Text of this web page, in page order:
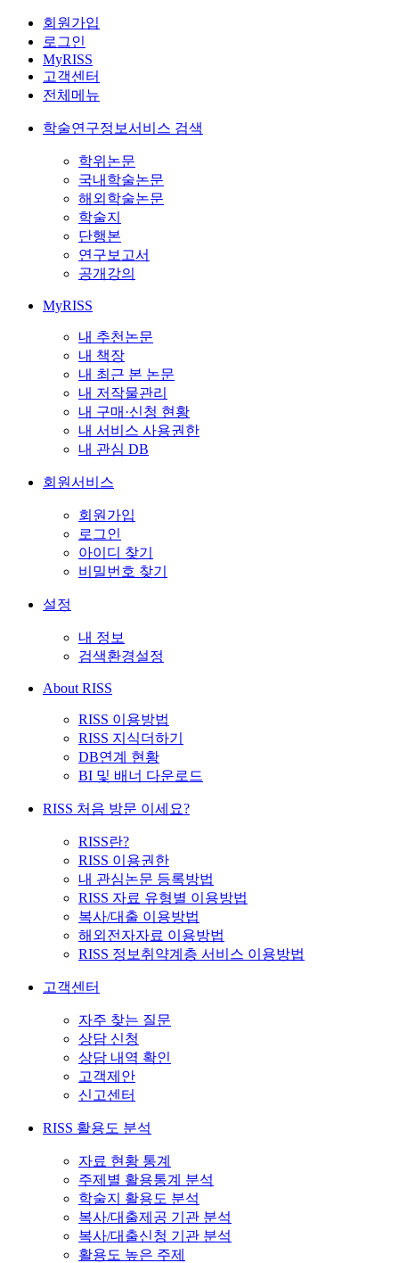
회원가입
로그인
MyRISS
고객센터
전체메뉴
학술연구정보서비스 검색
학위논문
국내학술논문
해외학술논문
학술지
단행본
연구보고서
공개강의
MyRISS
내 추천논문
내 책장
내 최근 본 논문
내 저작물관리
내 구매·신청 현황
내 서비스 사용권한
내 관심 DB
회원서비스
회원가입
로그인
아이디 찾기
비밀번호 찾기
설정
내 정보
검색환경설정
About RISS
RISS 이용방법
RISS 지식더하기
DB연계 현황
BI 및 배너 다운로드
RISS 처음 방문 이세요?
RISS란?
RISS 이용권한
내 관심논문 등록방법
RISS 자료 유형별 이용방법
복사/대출 이용방법
해외전자자료 이용방법
RISS 정보취약계층 서비스 이용방법
고객센터
자주 찾는 질문
상담 신청
상담 내역 확인
고객제안
신고센터
RISS 활용도 분석
자료 현황 통계
주제별 활용통계 분석
학술지 활용도 분석
복사/대출제공 기관 분석
복사/대출신청 기관 분석
활용도 높은 주제